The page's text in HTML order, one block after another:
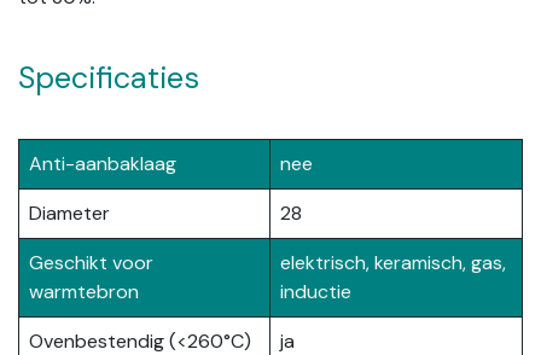
Specificaties
Anti-aanbaklaag
nee
Diameter
28
Geschikt voor
warmtebron
elektrisch, keramisch, gas,
inductie
Ovenbestendig (<260°C)
ja